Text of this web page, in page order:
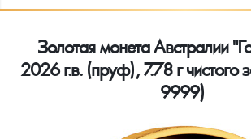
Каталог
Каталог Монет
Инвестиционные монеты
Инфо
Как сделать заказ
Золотая монета Австралии
2026 г.в. (пруф), 7.78 г чистого
9999)